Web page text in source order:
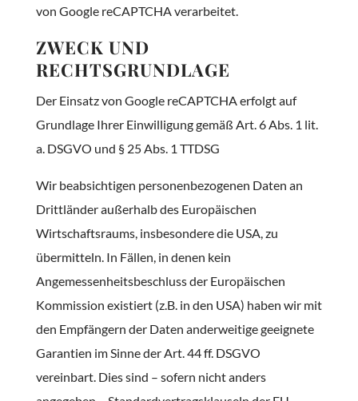
von Google reCAPTCHA verarbeitet.
ZWECK UND
RECHTSGRUNDLAGE
Der Einsatz von Google reCAPTCHA erfolgt auf
Grundlage Ihrer Einwilligung gemäß Art. 6 Abs. 1 lit.
a. DSGVO und § 25 Abs. 1 TTDSG
Wir beabsichtigen personenbezogenen Daten an
Drittländer außerhalb des Europäischen
Wirtschaftsraums, insbesondere die USA, zu
übermitteln. In Fällen, in denen kein
Angemessenheitsbeschluss der Europäischen
Kommission existiert (z.B. in den USA) haben wir mit
den Empfängern der Daten anderweitige geeignete
Garantien im Sinne der Art. 44 ff. DSGVO
vereinbart. Dies sind – sofern nicht anders